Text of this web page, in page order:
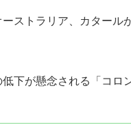
ストラリア、カタール
下が懸念される 「コロ